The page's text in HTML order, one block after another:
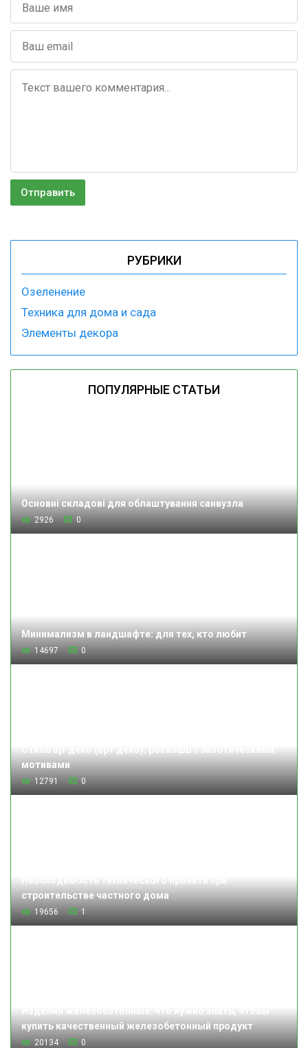
РУБРИКИ
Озеленение
Техника для дома и сада
Элементы декора
ПОПУЛЯРНЫЕ СТАТЬИ
Основні складові для облаштування санвузла
2926 0
Минимализм в ландшафте: для тех, кто любит
14697 0
мотивами
12791 0
строительстве частного дома
19656 1
купить качественный железобетонный продукт
20134 0